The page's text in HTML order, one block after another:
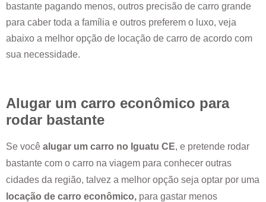
bastante pagando menos, outros precisão de carro grande
para caber toda a família e outros preferem o luxo, veja
abaixo a melhor opção de locação de carro de acordo com
sua necessidade.
Alugar um carro econômico para
rodar bastante
Se você alugar um carro no Iguatu CE, e pretende rodar
bastante com o carro na viagem para conhecer outras
cidades da região, talvez a melhor opção seja optar por uma
locação de carro econômico, para gastar menos